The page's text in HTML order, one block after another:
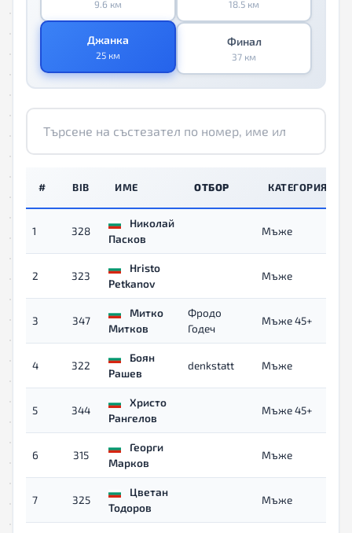
9.6 км 18.5 км
Джанка
25 км
Финал
37 км
# BIB ИМЕ ОТБОР КАТЕГОРИЯ
1 328
Николай
Пасков
Мъже
2 323
Hristo
Petkanov
Мъже
3 347
Митко
Митков
Фродо
Годеч
Мъже 45+
4 322
Боян
Рашев
denkstatt Мъже
5 344
Христо
Рангелов
Мъже 45+
6 315
Георги
Марков
Мъже
7 325
Цветан
Тодоров
Мъже